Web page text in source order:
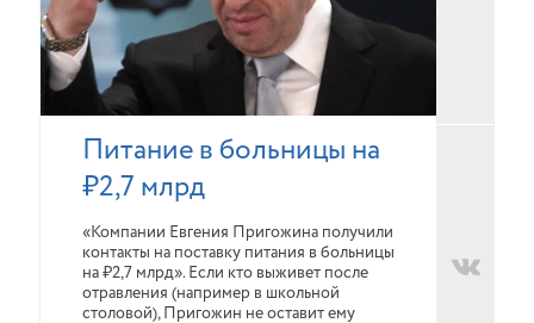
Питание в больницы на
₽2,7 млрд
«Компании Евгения Пригожина получили
контакты на поставку питания в больницы
на ₽2,7 млрд». Если кто выживет после
отравления (например в школьной
столовой), Пригожин не оставит ему